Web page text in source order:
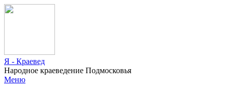
Я - Краевед
Народное краеведение Подмосковья
Меню